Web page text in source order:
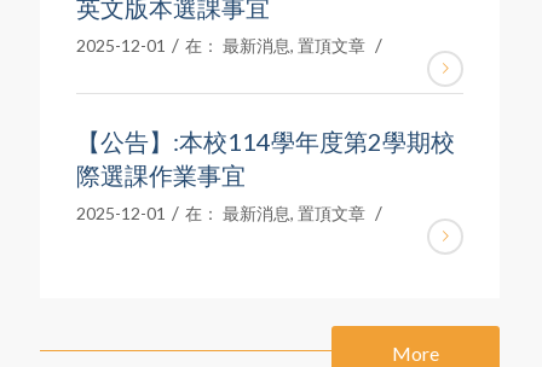
英文版本選課事宜
2025-12-01 / 在： 最新消息, 置頂文章 /
【公告】:本校114學年度第2學期校
際選課作業事宜
2025-12-01 / 在： 最新消息, 置頂文章 /
More